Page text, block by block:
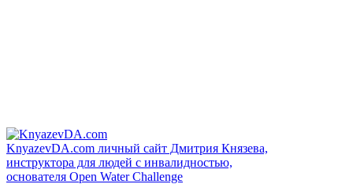
KnyazevDA.com личный сайт Дмитрия Князева,
инструктора для людей с инвалидностью,
основателя Open Water Challenge